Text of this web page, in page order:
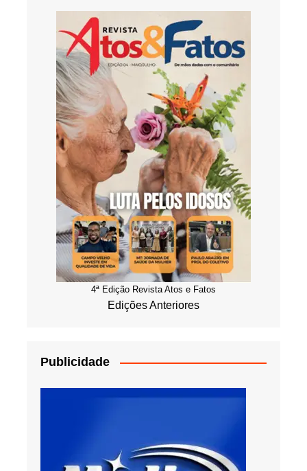
4ª Edição Revista Atos e Fatos
Edições Anteriores
Publicidade